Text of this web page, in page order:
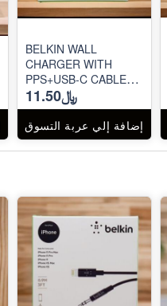
BELKIN WALL
CHARGER WITH
PPS+USB-C CABLE
30W
﷼11.50
إضافة إلي عربة التسوق